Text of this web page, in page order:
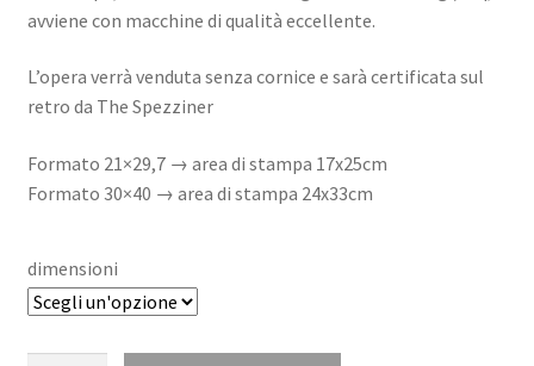
39,00 €
avviene con macchine di qualità eccellente.
L’opera verrà venduta senza cornice e sarà certificata sul
retro da The Spezziner
Formato 21×29,7 → area di stampa 17x25cm
Formato 30×40 → area di stampa 24x33cm
dimensioni